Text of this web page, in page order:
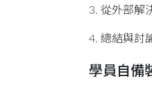
3. 從外部解
4. 總結與討
學員自備